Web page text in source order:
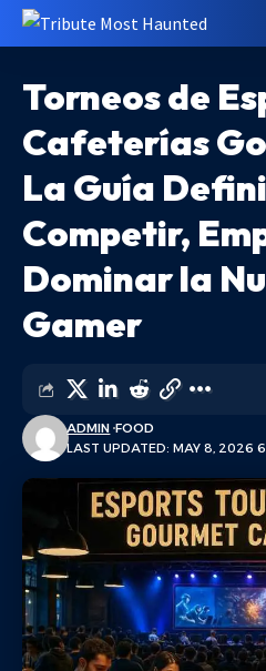
Torneos de
Cafeterías
La Guía
Competir,
Dominar la
Gamer
LAST UPDATED: MAY 8, 2026
ADMIN FOOD